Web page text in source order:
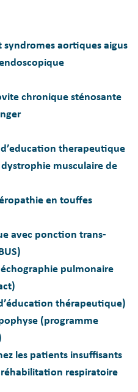
aortiques aigus
chronique sténosante
therapeutique
musculaire de
en touffes
avec ponction trans-
pulmonaire
thérapeutique)
(programme
les patients insuffisants
respiratoire